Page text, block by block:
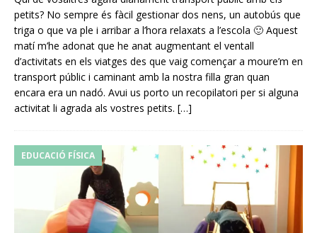
petits? No sempre és fàcil gestionar dos nens, un autobús que
triga o que va ple i arribar a l’hora relaxats a l’escola 🙂 Aquest
matí m’he adonat que he anat augmentant el ventall
d’activitats en els viatges des que vaig començar a moure’m en
transport públic i caminant amb la nostra filla gran quan
encara era un nadó. Avui us porto un recopilatori per si alguna
activitat li agrada als vostres petits. […]
EDUCACIÓ FÍSICA